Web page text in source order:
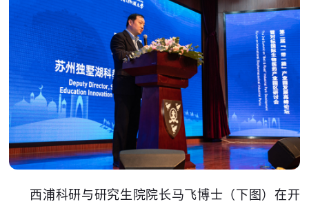
西浦科研与研究生院院长马飞博士（下图）在开